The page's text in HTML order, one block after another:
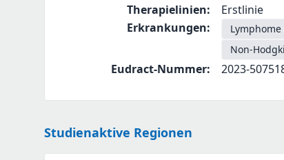
Therapielinien:
Erstlinie
Erkrankungen:
Non-
Eudract-Nummer: 2023-
Studienaktive Regionen